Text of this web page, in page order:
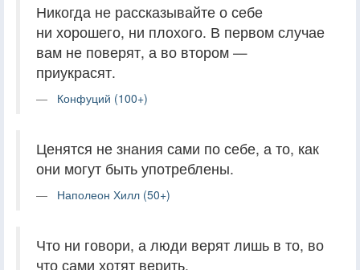
Никогда не рассказывайте о себе
ни хорошего, ни плохого. В первом случае
вам не поверят, а во втором —
приукрасят.
Конфуций (100+)
Ценятся не знания сами по себе, а то, как
они могут быть употреблены.
Наполеон Хилл (50+)
Что ни говори, а люди верят лишь в то, во
что сами хотят верить.